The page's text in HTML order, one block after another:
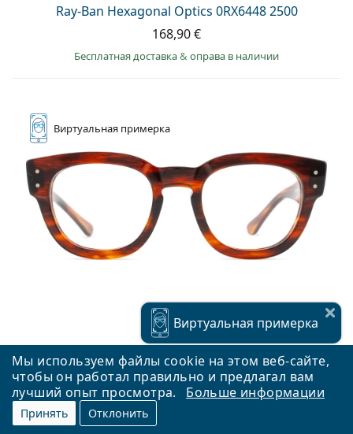
Мы используем файлы cookie на этом веб-сайте,
чтобы он работал правильно и предлагал вам
лучший опыт просмотра.
Больше информации
Принять Отклонить
Ray-Ban Hexagonal Optics 0RX6448 2500
168,90 €
Бесплатная доставка& оправа в наличии
Виртуальная примерка
Ray-Ban Mega Hawkeye 0RX0298V 2144
110,90 €
Виртуальная примерка